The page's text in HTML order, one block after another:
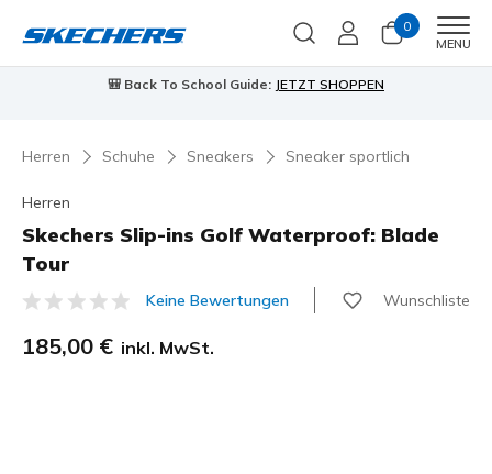
0
MENU
90 Tage kostenlose Rückgabe
Herren Schuhe Sneakers Sneaker sportlich
Herren
Skechers Slip-ins Golf Waterproof: Blade
Tour
5 von 5 Kundenbewertungen
Keine Bewertungen Wunschliste
185,00 € inkl. MwSt.